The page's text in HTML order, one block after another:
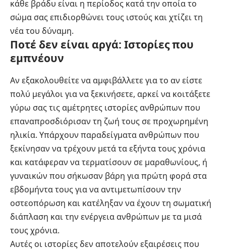
κάθε βράδυ είναι η περίοδος κατά την οποία το
σώμα σας επιδιορθώνει τους ιστούς και χτίζει τη
νέα του δύναμη.
Ποτέ δεν είναι αργά: Ιστορίες που
εμπνέουν
Αν εξακολουθείτε να αμφιβάλλετε για το αν είστε
πολύ μεγάλοι για να ξεκινήσετε, αρκεί να κοιτάξετε
γύρω σας τις αμέτρητες ιστορίες ανθρώπων που
επαναπροσδιόρισαν τη ζωή τους σε προχωρημένη
ηλικία. Υπάρχουν παραδείγματα ανθρώπων που
ξεκίνησαν να τρέχουν μετά τα εξήντα τους χρόνια
και κατάφεραν να τερματίσουν σε μαραθωνίους, ή
γυναικών που σήκωσαν βάρη για πρώτη φορά στα
εβδομήντα τους για να αντιμετωπίσουν την
οστεοπόρωση και κατέληξαν να έχουν τη σωματική
διάπλαση και την ενέργεια ανθρώπων με τα μισά
τους χρόνια.
Αυτές οι ιστορίες δεν αποτελούν εξαιρέσεις που